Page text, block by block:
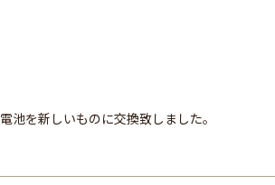
電池を新しいものに交換致しました。